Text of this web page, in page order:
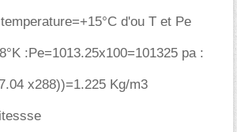
d'ou T et Pe
:Pe=1013.25x100=101325 pa :
x288))=1.225 Kg/m3